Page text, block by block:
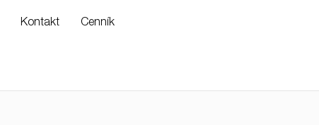
Kontakt Cenník